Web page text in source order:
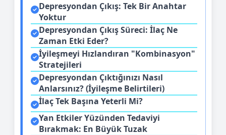
Depresyondan Çıkış: Tek Bir Anahtar
Yoktur
Depresyondan Çıkış Süreci: İlaç Ne
Zaman Etki Eder?
İyileşmeyi Hızlandıran "Kombinasyon"
Stratejileri
Depresyondan Çıktığınızı Nasıl
Anlarsınız? (İyileşme Belirtileri)
İlaç Tek Başına Yeterli Mi?
Yan Etkiler Yüzünden Tedaviyi
Bırakmak: En Büyük Tuzak